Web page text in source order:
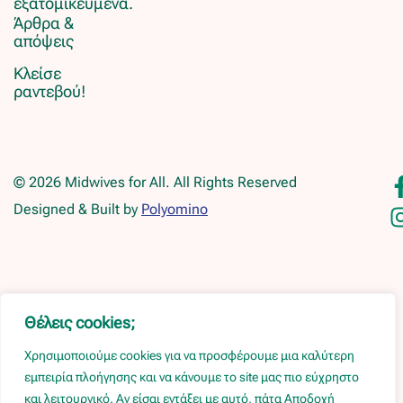
Θέλεις cookies;
Χρησιμοποιούμε cookies για να προσφέρουμε μια καλύτερη
εμπειρία πλοήγησης και να κάνουμε το site μας πιο εύχρηστο
και λειτουργικό. Αν είσαι εντάξει με αυτό, πάτα Αποδοχή
Άρθρα &
απόψεις
Κλείσε
ραντεβού!
© 2026 Midwives for All. All Rights Reserved
Designed & Built by Polyomino